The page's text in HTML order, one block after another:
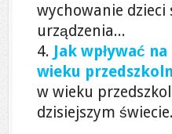
wychowanie dzieci
urządzenia...
Jak wpływać
wieku
w wieku
dzisiejszym